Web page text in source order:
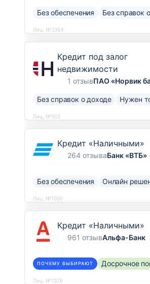
Без обеспечения Без справок
Лиц. №3354
Кредит под залог
недвижимости
1 отзывПАО «Норвик
Без справок о доходе Нужен
Лиц. №902
Кредит «Наличными»
264 отзываБанк «ВТБ»
Без обеспечения Онлайн
Лиц. №1000
Кредит «Наличными»
961 отзывАльфа-Банк
ПОЧЕМУ ВЫБИРАЮТ Досрочное
Лиц. №1326